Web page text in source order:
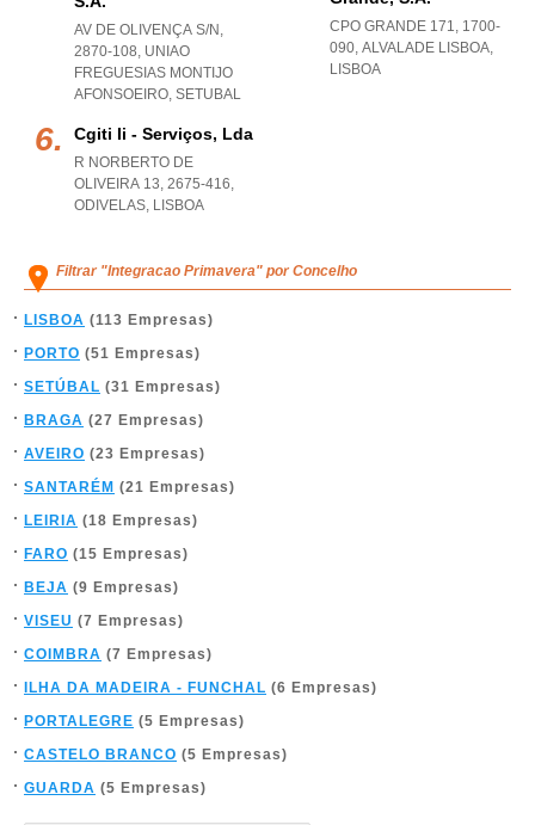
AV DE OLIVENÇA S/N,
2870-108, UNIAO
FREGUESIAS MONTIJO
AFONSOEIRO, SETUBAL
Cgiti Ii - Serviços, Lda
R NORBERTO DE
OLIVEIRA 13, 2675-416,
ODIVELAS, LISBOA
CPO GRANDE 171, 1700-
090, ALVALADE LISBOA,
LISBOA
Filtrar "Integracao Primavera" por Concelho
LISBOA (113 Empresas)
PORTO (51 Empresas)
SETÚBAL (31 Empresas)
BRAGA (27 Empresas)
AVEIRO (23 Empresas)
SANTARÉM (21 Empresas)
LEIRIA (18 Empresas)
FARO (15 Empresas)
BEJA (9 Empresas)
VISEU (7 Empresas)
COIMBRA (7 Empresas)
ILHA DA MADEIRA - FUNCHAL (6 Empresas)
PORTALEGRE (5 Empresas)
CASTELO BRANCO (5 Empresas)
GUARDA (5 Empresas)